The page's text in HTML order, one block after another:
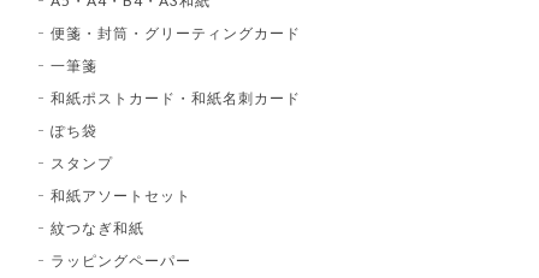
便箋・封筒・グリーティングカード
一筆箋
和紙ポストカード・和紙名刺カード
ぽち袋
スタンプ
和紙アソートセット
紋つなぎ和紙
ラッピングペーパー